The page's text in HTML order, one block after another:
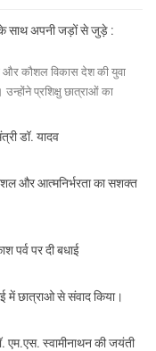
के साथ अपनी जड़ों से जुड़े :
और कौशल विकास देश की युवा
प्रशिक्षु छात्राओं का
डॉ. यादव
और आत्मनिर्भरता का सशक्त
पर्व पर दी बधाई
में छात्राओ से संवाद किया।
एम.एस. स्वामीनाथन की जयंती